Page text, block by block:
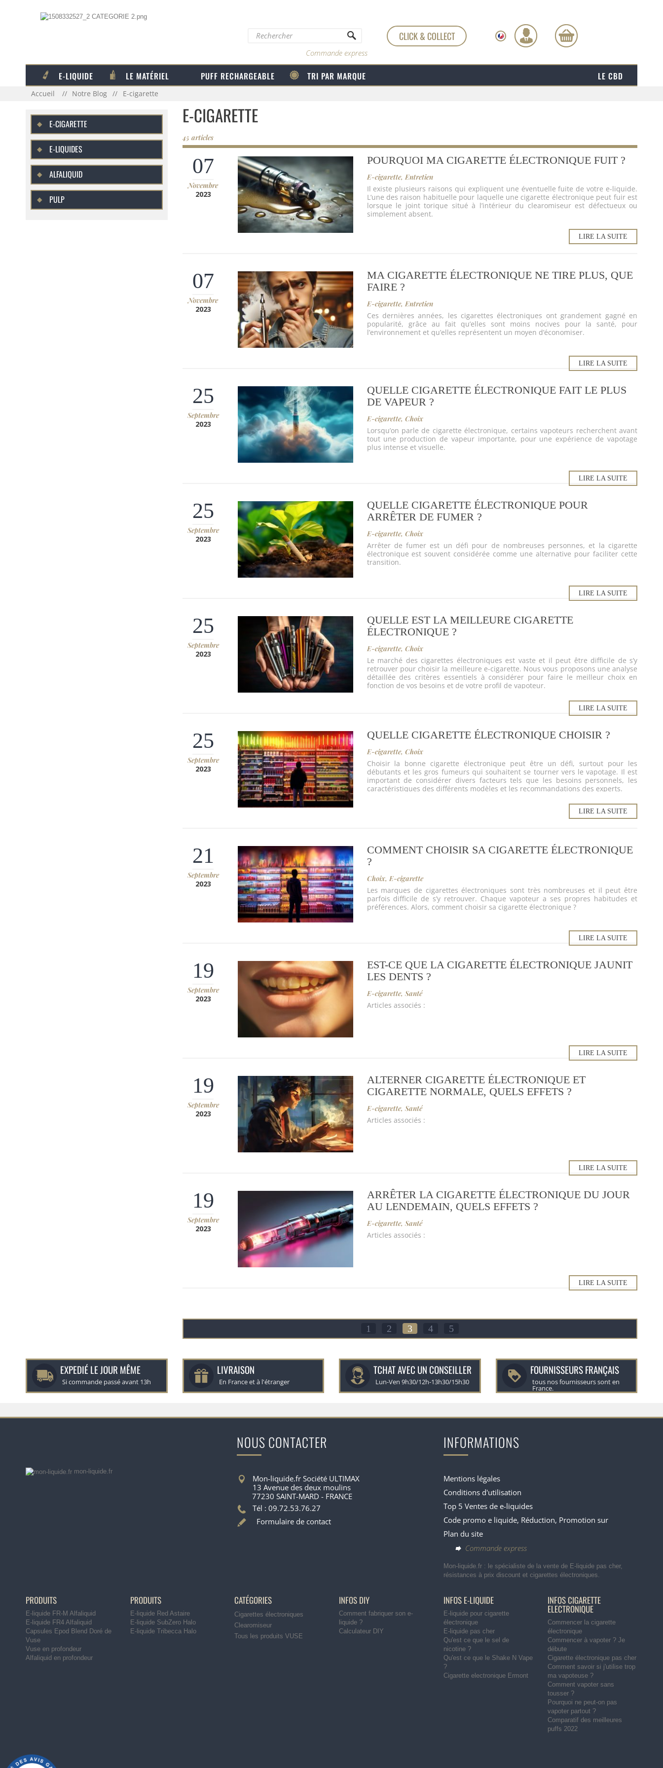
CLICK & COLLECT
Commande express
E-LIQUIDE LE MATÉRIEL PUFF RECHARGEABLE TRI PAR MARQUE LE CBD
Accueil Notre Blog E-cigarette
E-CIGARETTE
45 articles
07
Novembre
2023
POURQUOI MA CIGARETTE ÉLECTRONIQUE FUIT ?
E-cigarette, Entretien
Il existe plusieurs raisons qui expliquent une éventuelle fuite de votre e-liquide.
L’une des raison habituelle pour laquelle une cigarette électronique peut fuir est
lorsque le joint torique situé à l’intérieur du clearomiseur est défectueux ou
simplement absent.
LIRE LA SUITE
07
Novembre
2023
MA CIGARETTE ÉLECTRONIQUE NE TIRE PLUS, QUE
FAIRE ?
E-cigarette, Entretien
Ces dernières années, les cigarettes électroniques ont grandement gagné en
popularité, grâce au fait qu’elles sont moins nocives pour la santé, pour
l’environnement et qu’elles représentent un moyen d’économiser.
LIRE LA SUITE
25
Septembre
2023
QUELLE CIGARETTE ÉLECTRONIQUE FAIT LE PLUS
DE VAPEUR ?
E-cigarette, Choix
Lorsqu’on parle de cigarette électronique, certains vapoteurs recherchent avant
tout une production de vapeur importante, pour une expérience de vapotage
plus intense et visuelle.
LIRE LA SUITE
25
Septembre
2023
QUELLE CIGARETTE ÉLECTRONIQUE POUR
ARRÊTER DE FUMER ?
E-cigarette, Choix
Arrêter de fumer est un défi pour de nombreuses personnes, et la cigarette
électronique est souvent considérée comme une alternative pour faciliter cette
transition.
LIRE LA SUITE
25
Septembre
2023
QUELLE EST LA MEILLEURE CIGARETTE
ÉLECTRONIQUE ?
E-cigarette, Choix
Le marché des cigarettes électroniques est vaste et il peut être difficile de s’y
retrouver pour choisir la meilleure e-cigarette. Nous vous proposons une analyse
détaillée des critères essentiels à considérer pour faire le meilleur choix en
fonction de vos besoins et de votre profil de vapoteur.
LIRE LA SUITE
25
Septembre
2023
QUELLE CIGARETTE ÉLECTRONIQUE CHOISIR ?
E-cigarette, Choix
Choisir la bonne cigarette électronique peut être un défi, surtout pour les
débutants et les gros fumeurs qui souhaitent se tourner vers le vapotage. Il est
important de considérer divers facteurs tels que les besoins personnels, les
caractéristiques des différents modèles et les recommandations des experts.
LIRE LA SUITE
21
Septembre
2023
COMMENT CHOISIR SA CIGARETTE ÉLECTRONIQUE
?
Choix, E-cigarette
Les marques de cigarettes électroniques sont très nombreuses et il peut être
parfois difficile de s’y retrouver. Chaque vapoteur a ses propres habitudes et
préférences. Alors, comment choisir sa cigarette électronique ?
LIRE LA SUITE
19
Septembre
2023
EST-CE QUE LA CIGARETTE ÉLECTRONIQUE JAUNIT
LES DENTS ?
E-cigarette, Santé
Articles associés :
LIRE LA SUITE
19
Septembre
2023
ALTERNER CIGARETTE ÉLECTRONIQUE ET
CIGARETTE NORMALE, QUELS EFFETS ?
E-cigarette, Santé
Articles associés :
LIRE LA SUITE
19
Septembre
2023
ARRÊTER LA CIGARETTE ÉLECTRONIQUE DU JOUR
AU LENDEMAIN, QUELS EFFETS ?
E-cigarette, Santé
Articles associés :
LIRE LA SUITE
1 2 3 4 5
E-CIGARETTE
E-LIQUIDES
ALFALIQUID
PULP
EXPEDIÉ LE JOUR MÊME
Si commande passé avant 13h
LIVRAISON
En France et à l'étranger
TCHAT AVEC UN CONSEILLER
Lun-Ven 9h30/12h-13h30/15h30
FOURNISSEURS FRANÇAIS
tous nos fournisseurs sont en
France.
mon-liquide.fr
NOUS CONTACTER
Mon-liquide.fr Société ULTIMAX
13 Avenue des deux moulins
77230 SAINT-MARD - FRANCE
Tél : 09.72.53.76.27
Formulaire de contact
INFORMATIONS
Mentions légales
Conditions d'utilisation
Top 5 Ventes de e-liquides
Code promo e liquide, Réduction, Promotion sur
Plan du site
Commande express
Mon-liquide.fr : le spécialiste de la vente de E-liquide pas cher,
résistances à prix discount et cigarettes électroniques.
PRODUITS
E-liquide FR-M Alfaliquid
E-liquide FR4 Alfaliquid
Capsules Epod Blend Doré de
Vuse
Vuse en profondeur
Alfaliquid en profondeur
PRODUITS
E-liquide Red Astaire
E-liquide SubZero Halo
E-liquide Tribecca Halo
CATÉGORIES
Cigarettes électroniques
Clearomiseur
Tous les produits VUSE
INFOS DIY
Comment fabriquer son e-
liquide ?
Calculateur DIY
INFOS E-LIQUIDE
E-liquide pour cigarette
électronique
E-liquide pas cher
Qu'est ce que le sel de
nicotine ?
Qu'est ce que le Shake N Vape
?
Cigarette electronique Ermont
INFOS CIGARETTE
ELECTRONIQUE
Commencer la cigarette
électronique
Commencer à vapoter ? Je
débute
Cigarette électronique pas cher
Comment savoir si j'utilise trop
ma vapoteuse ?
Comment vapoter sans
tousser ?
Pourquoi ne peut-on pas
vapoter partout ?
Comparatif des meilleures
puffs 2022